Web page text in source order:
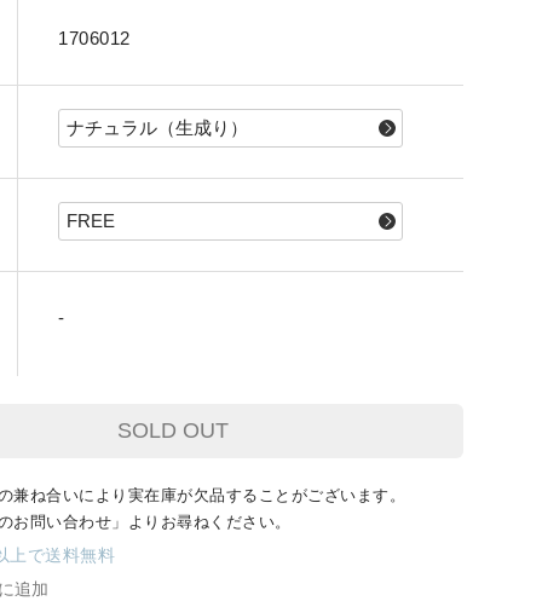
1706012
-
SOLD OUT
兼ね合いにより 実在庫が欠品することがございます。
お問い合わせ」よりお尋ねください。
上で送料無料
追加